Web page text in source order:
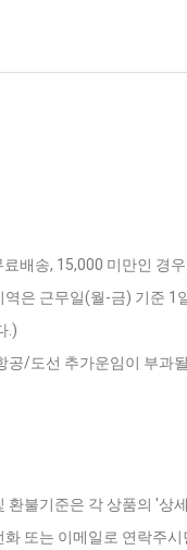
료배송, 15,000 미만인 경
은 근무일(월-금) 기준
.)
공/도선 추가운임이 부과
환불기준은 각 상품의 '상
또는 이메일로 연락주